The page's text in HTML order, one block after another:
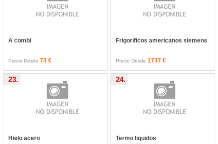
A combi
Precio Desde73 €
Frigoríficos americanos siemens
Precio Desde 1737 €
Hielo acero
23.
Termo liquidos
24.